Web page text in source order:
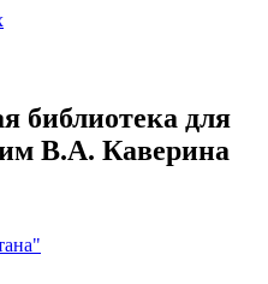
библиотека для
В.А. Каверина